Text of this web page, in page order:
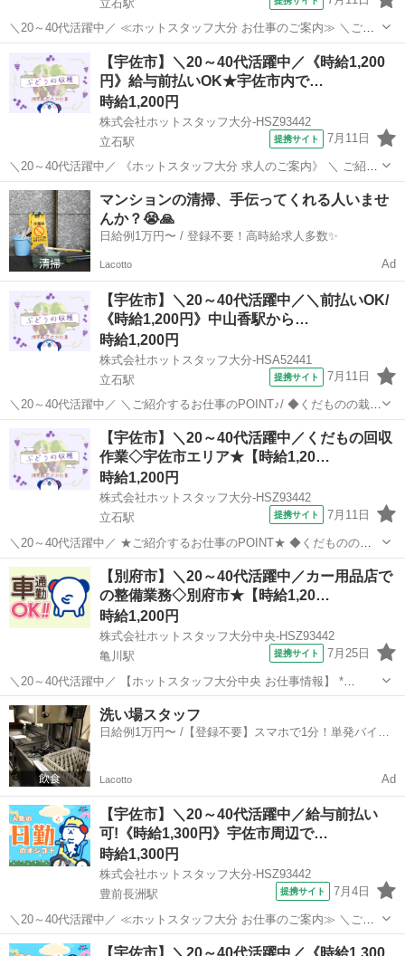
立石駅
＼20～40代活躍中／ ≪ホットスタッフ大分 お仕事のご案内≫ ＼ご紹
介するお仕事のPOINT♪/ ◆くだものの栽培や収穫に興味のある方 ◆作
物の勉強をしたい方 ◆短期のお仕事をお探しの方 ◆日月休み
─────────...
立石駅
【宇佐市】＼20～40代活躍中／《時給1,200
円》給与前払いOK★宇佐市内で…
時給1,200円
株式会社ホットスタッフ大分-HSZ93442
立石駅
提携サイト 7月11日
＼20～40代活躍中／ 《ホットスタッフ大分 求人のご案内》 ＼ ご紹介
するお仕事のPOINT / ◆くだものの栽培や収穫に興味のある方 ◆作物
の勉強をしたい方 ◆短期のお仕事をお探しの方 ◆日月休み
┏━━━━━━━━...
大分 宇佐市 その他
マンションの清掃、手伝ってくれる人いませ
んか？😭🙏
日給例1万円〜 / 登録不要！高時給求人多数✨
Lacotto Ad
【宇佐市】＼20～40代活躍中／＼前払いOK/
《時給1,200円》中山香駅から…
時給1,200円
株式会社ホットスタッフ大分-HSA52441
立石駅
提携サイト 7月11日
＼20～40代活躍中／ ＼ご紹介するお仕事のPOINT♪/ ◆くだものの栽培
や収穫に興味のある方 ◆作物の勉強をしたい方 ◆短期のお仕事をお探
しの方 ◆日月休み ================ 《 作業内容のご紹介 》...
立石駅
【宇佐市】＼20～40代活躍中／くだもの回収
作業◇宇佐市エリア★【時給1,20…
時給1,200円
株式会社ホットスタッフ大分-HSZ93442
立石駅
提携サイト 7月11日
＼20～40代活躍中／ ★ご紹介するお仕事のPOINT★ ◆くだものの栽
培や収穫に興味のある方 ◆作物の勉強をしたい方 ◆短期のお仕事をお
探しの方 ◆日月休み ◆◆◆◆◆◆◆◆◆◆◆◆◆◆◆ 【 仕事内容 】
◆◆◆◆◆...
大分 宇佐市 立石駅
【別府市】＼20～40代活躍中／カー用品店で
の整備業務◇別府市★【時給1,20…
時給1,200円
株式会社ホットスタッフ大分中央-HSZ93442
亀川駅
提携サイト 7月25日
＼20～40代活躍中／ 【ホットスタッフ大分中央 お仕事情報】 *
—————おすすめポイント—————* ★年間休日120日でプライベ
ート充実 ★無料駐車場完備でマイカー通勤もラクラク ★作業服は無料
で貸与! ★未経験歓...
大分 別府市 亀川駅
洗い場スタッフ
日給例1万円〜 /【登録不要】スマホで1分！単発バイト
Lacotto Ad
【宇佐市】＼20～40代活躍中／給与前払い
可!《時給1,300円》宇佐市周辺で…
時給1,300円
株式会社ホットスタッフ大分-HSZ93442
豊前長洲駅
提携サイト 7月4日
＼20～40代活躍中／ ≪ホットスタッフ大分 お仕事のご案内≫ ＼ご紹
介するお仕事のPOINT♪/ ◆日勤専属で20万円以上可能 ◆未経験でも始
大分 宇佐市 豊前長洲駅
【宇佐市】＼20～40代活躍中／《時給1,300